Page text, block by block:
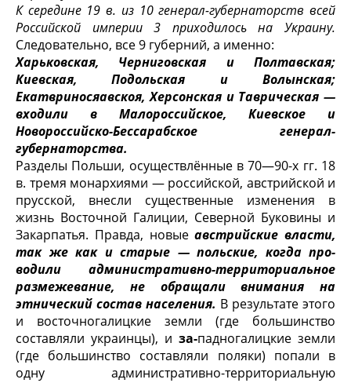
К середине 19 в. из 10 генерал-губернаторств всей
Российской импе­рии 3 приходилось на Украину.
Следовательно, все 9 губерний, а именно:
Харьковская, Черниговская и Полтавская;
Киевская, Подольская и Волынская;
Екатвриносяавскоя, Херсонская и Таврическая —
вхо­дили в Малороссийское, Киевское и
Новороссийско-Бессарабское ге­нерал-
губернаторства.
Разделы Польши, осуществлённые в 70—90-х гг. 18
в. тремя монархиями — российской, австрийской и
прусской, внесли существенные изменения в
жизнь Восточной Галиции, Северной Буковины и
Закарпатья. Правда, новыеавстрийские власти,
так же как и старые — польские, когда про­
водили административно-территориальное
размежевание, не об­ращали внимания на
этнический состав населения. В результате это­го
и восточногалицкие земли (где большинство
составляли украинцы), и за-падногалицкие земли
(где большинство составляли поляки) попали в
одну административно-территориальную